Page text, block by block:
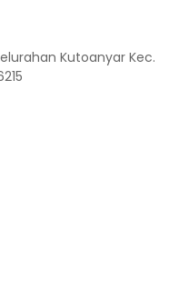
Kutoanyar Kec.